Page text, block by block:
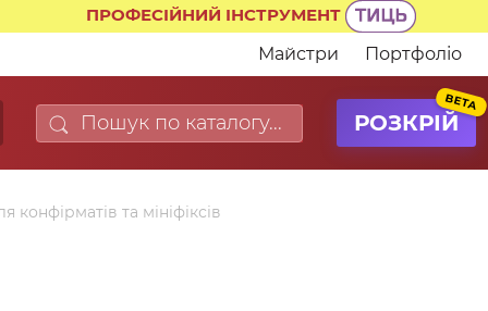
ПРОФЕСІЙНИЙ ІНСТРУМЕНТ
Майстри Портфоліо
РОЗКРІЙ
BETA
конфірматів та мініфіксів